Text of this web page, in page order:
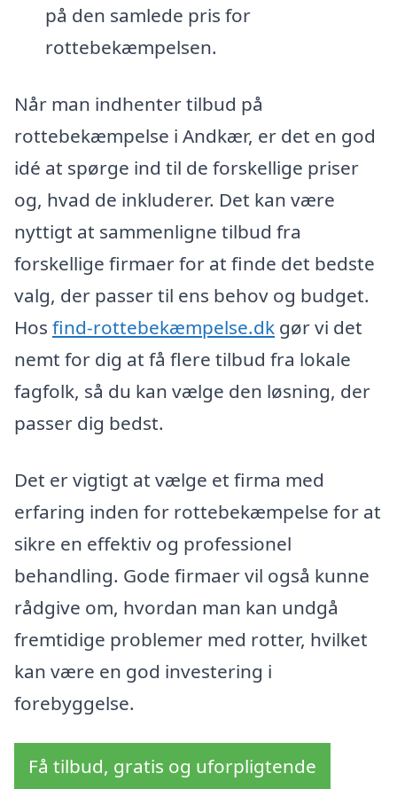
på den samlede pris for
rottebekæmpelsen.
Når man indhenter tilbud på
rottebekæmpelse i Andkær, er det en god
idé at spørge ind til de forskellige priser
og, hvad de inkluderer. Det kan være
nyttigt at sammenligne tilbud fra
forskellige firmaer for at finde det bedste
valg, der passer til ens behov og budget.
Hos find-rottebekæmpelse.dk gør vi det
nemt for dig at få flere tilbud fra lokale
fagfolk, så du kan vælge den løsning, der
passer dig bedst.
Det er vigtigt at vælge et firma med
erfaring inden for rottebekæmpelse for at
sikre en effektiv og professionel
behandling. Gode firmaer vil også kunne
rådgive om, hvordan man kan undgå
fremtidige problemer med rotter, hvilket
kan være en god investering i
forebyggelse.
Få tilbud, gratis og uforpligtende